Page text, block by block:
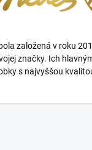
založená v roku
značky. Ich
s najvyššou